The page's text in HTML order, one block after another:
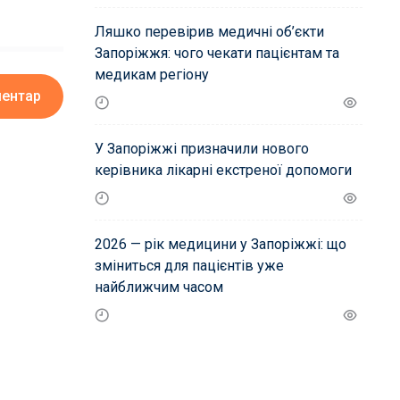
Ляшко перевірив медичні об’єкти
Запоріжжя: чого чекати пацієнтам та
медикам регіону
У Запоріжжі призначили нового
керівника лікарні екстреної допомоги
2026 — рік медицини у Запоріжжі: що
зміниться для пацієнтів уже
найближчим часом